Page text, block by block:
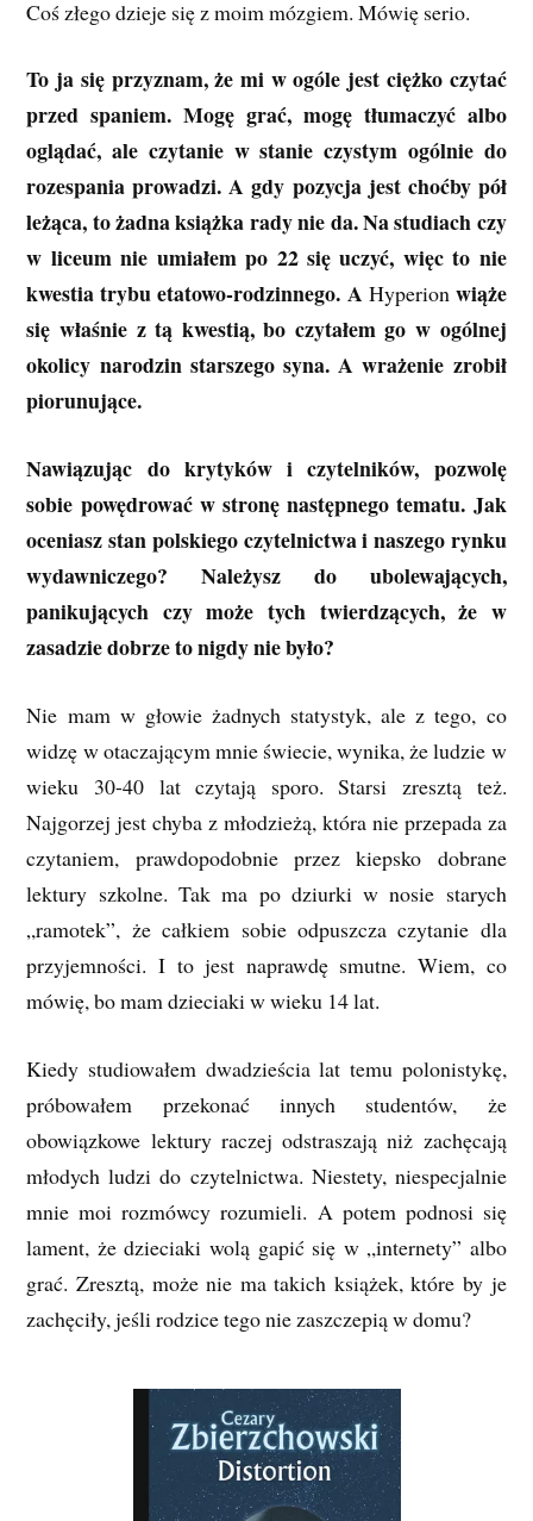
Coś złego dzieje się z moim mózgiem. Mówię serio.
To ja się przyznam, że mi w ogóle jest ciężko czytać
przed spaniem. Mogę grać, mogę tłumaczyć albo
oglądać, ale czytanie w stanie czystym ogólnie do
rozespania prowadzi. A gdy pozycja jest choćby pół
leżąca, to żadna książka rady nie da. Na studiach czy
w liceum nie umiałem po 22 się uczyć, więc to nie
kwestia trybu etatowo-rodzinnego. A Hyperion wiąże
się właśnie z tą kwestią, bo czytałem go w ogólnej
okolicy narodzin starszego syna. A wrażenie zrobił
piorunujące.
Nawiązując do krytyków i czytelników, pozwolę
sobie powędrować w stronę następnego tematu. Jak
oceniasz stan polskiego czytelnictwa i naszego rynku
wydawniczego? Należysz do ubolewających,
panikujących czy może tych twierdzących, że w
zasadzie dobrze to nigdy nie było?
Nie mam w głowie żadnych statystyk, ale z tego, co
widzę w otaczającym mnie świecie, wynika, że ludzie w
wieku 30-40 lat czytają sporo. Starsi zresztą też.
Najgorzej jest chyba z młodzieżą, która nie przepada za
czytaniem, prawdopodobnie przez kiepsko dobrane
lektury szkolne. Tak ma po dziurki w nosie starych
„ramotek”, że całkiem sobie odpuszcza czytanie dla
przyjemności. I to jest naprawdę smutne. Wiem, co
mówię, bo mam dzieciaki w wieku 14 lat.
Kiedy studiowałem dwadzieścia lat temu polonistykę,
próbowałem przekonać innych studentów, że
obowiązkowe lektury raczej odstraszają niż zachęcają
młodych ludzi do czytelnictwa. Niestety, niespecjalnie
mnie moi rozmówcy rozumieli. A potem podnosi się
lament, że dzieciaki wolą gapić się w „internety” albo
grać. Zresztą, może nie ma takich książek, które by je
zachęciły, jeśli rodzice tego nie zaszczepią w domu?